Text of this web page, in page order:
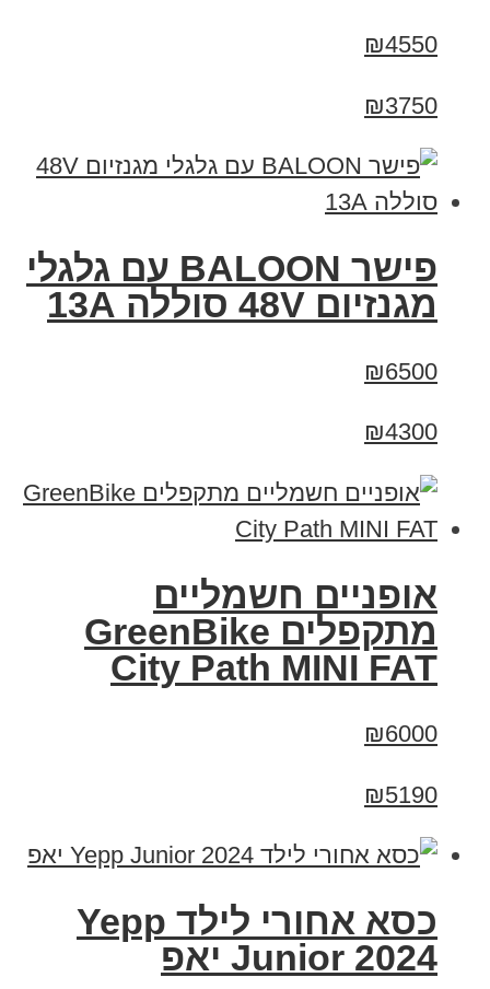
₪4550
₪3750
פישר BALOON עם גלגלי
מגנזיום 48V סוללה 13A
₪6500
₪4300
אופניים חשמליים
‏מתקפלים GreenBike
City Path MINI FAT
₪6000
₪5190
כסא אחורי לילד Yepp
Junior 2024 יאפ